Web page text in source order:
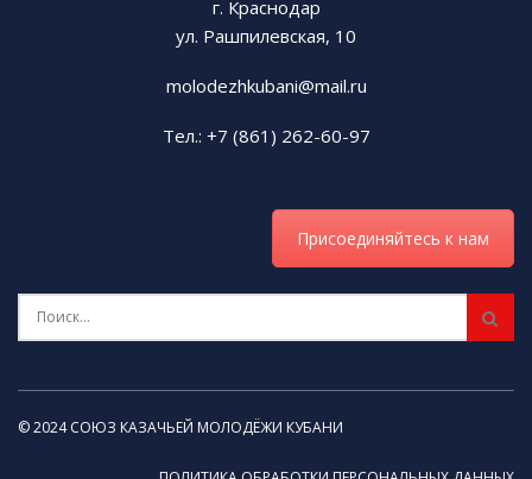
г. Краснодар
ул. Рашпилевская, 10
molodezhkubani@mail.ru
Тел.: +7 (861) 262-60-97
Присоединяйтесь к нам
© 2024 СОЮЗ КАЗАЧЬЕЙ МОЛОДЁЖИ КУБАНИ